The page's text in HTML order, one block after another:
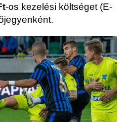
-os kezelési költséget (E-